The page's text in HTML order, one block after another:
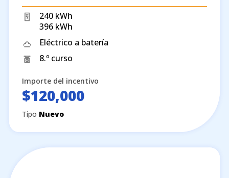
240 kWh
396 kWh
Eléctrico a batería
8.º curso
Importe del incentivo
$120,000
Tipo Nuevo